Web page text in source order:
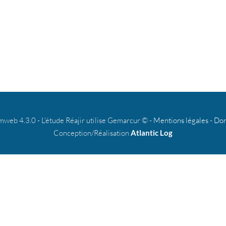
4.3.0 - L'étude Réajir utilise Gemarcur © - Mentions légales-
Conception/Réalisation Atlantic Log